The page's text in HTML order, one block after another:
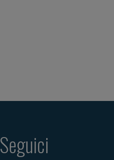
Seguici